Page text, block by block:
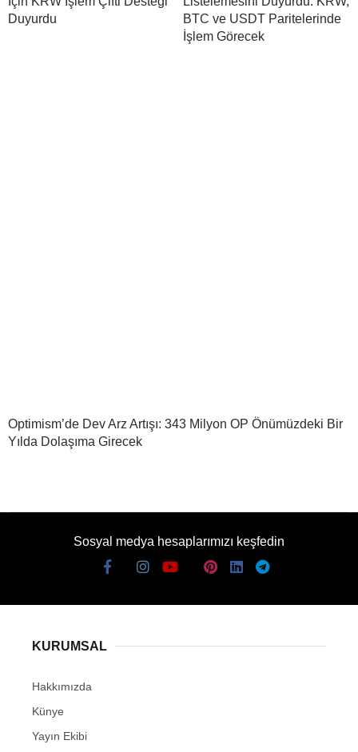
Duyurdu
BTC ve USDT Paritelerinde
İşlem Görecek
Optimism’de Dev Arz Artışı: 343 Milyon OP Önümüzdeki Bir
Yılda Dolaşıma Girecek
Sosyal medya hesaplarımızı keşfedin
KURUMSAL
Hakkımızda
Künye
Yayın Ekibi